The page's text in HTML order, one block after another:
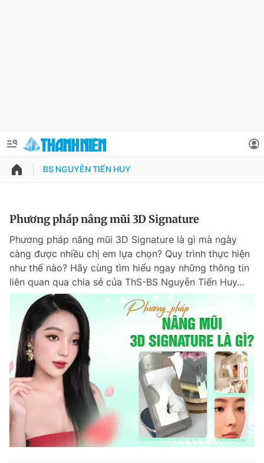
QUẢNG CÁO
Chuyên mục
Chuyên mục khác
Chào ngày mới Tin 24h
Tin thị trường Tin 360
Video Magazine
Sản phẩm khác
Tiện ích Bạn cần biết
Thông tin tài khoản
Đổi mật khẩu
Tin đã lưu
Tin đã xem
Đăng xuất
BS NGUYỄN TIẾN HUY
Phương pháp nâng mũi 3D Signature
Phương pháp nâng mũi 3D Signature là gì mà ngày
càng được nhiều chị em lựa chọn? Quy trình thực hiện
như thế nào? Hãy cùng tìm hiểu ngay những thông tin
liên quan qua chia sẻ của ThS-BS Nguyễn Tiến Huy...